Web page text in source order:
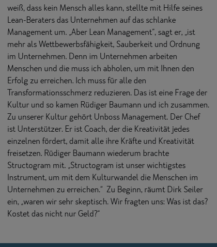
weiß, dass kein Mensch alles kann, stellte mit Hilfe seines
Lean-Beraters das Unternehmen auf das schlanke
Management um. „Aber Lean Management“, sagt er, „ist
mehr als Wettbewerbsfähigkeit, Sauberkeit und Ordnung
im Unternehmen. Denn im Unternehmen arbeiten
Menschen und die muss ich abholen, um mit Ihnen den
Erfolg zu erreichen. Ich muss für alle den
Transformationsschmerz reduzieren. Das ist eine Frage der
Kultur und so kamen Rüdiger Baumann und ich zusammen.
Zu unserer Kultur gehört Unboss Management. Der Chef
ist Unterstützer. Er ist Coach, der die Kreativität jedes
einzelnen fördert, damit alle ihre Kräfte und Kreativität
freisetzen. Rüdiger Baumann wiederum brachte
Structogram mit. „Structogram ist unser wichtigstes
Instrument, um mit dem Kulturwandel die Menschen im
Unternehmen zu erreichen.“ Zu Beginn, räumt Dirk Seiler
ein, „waren wir sehr skeptisch. Wir fragten uns: Was ist das?
Kostet das nicht nur Geld?“